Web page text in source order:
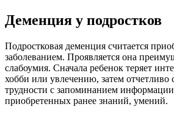
Деменция у подростков
Подростковая деменция считается
заболеванием. Проявляется она
слабоумия. Сначала ребенок теряет
хобби или увлечению, затем отчетливо
трудности с запоминанием
приобретенных ранее знаний, умений.